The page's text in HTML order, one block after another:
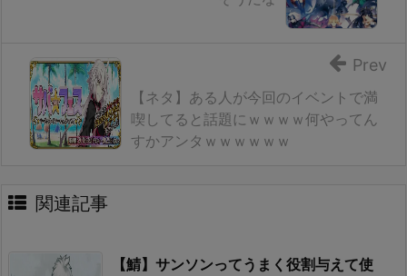
【ネタ】ある人が今回のイベントで満
喫してると話題にｗｗｗｗ何やってん
すかアンタｗｗｗｗｗｗ
Prev
関連記事
【鯖】サンソンってうまく役割与えて使